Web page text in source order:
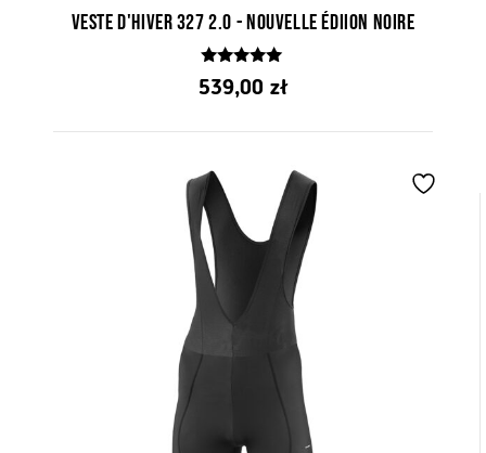
Veste d'hiver 327 2.0 - Nouvelle édiion noire
5.00
z 5
539,00 zł